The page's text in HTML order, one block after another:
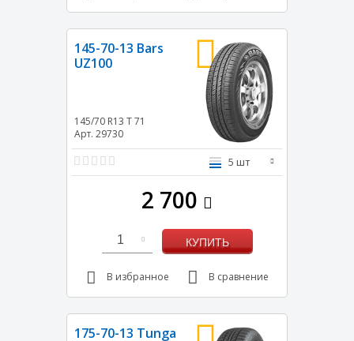
145-70-13 Bars
UZ100
145/70 R13 T71
Арт. 29730
5 шт
2 700
1 КУПИТЬ
В избранное В сравнение
175-70-13 Tunga